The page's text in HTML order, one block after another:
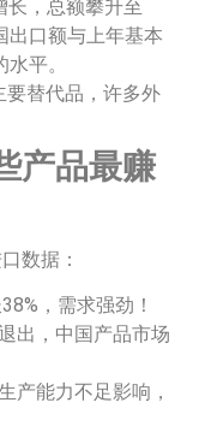
长，总额攀升至
出口额与上年基本
平。
要替代品，许多外
产品最赚
数据：
，需求强劲！
出，中国产品市场
产能力不足影响，